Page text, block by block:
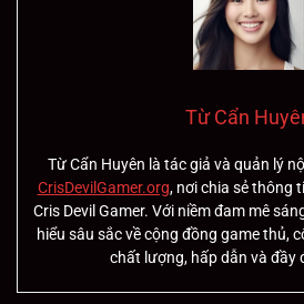
Từ Cẩn
Từ Cẩn Huyên là tác giả và quản lý
CrisDevilGamer.org, nơi chia sẻ thông
Cris Devil Gamer. Với niềm đam mê
hiểu sâu sắc về cộng đồng game thủ,
chất lượng, hấp dẫn và đầy